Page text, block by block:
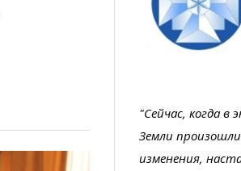
"Сейчас, когда в
Земли
изменения,